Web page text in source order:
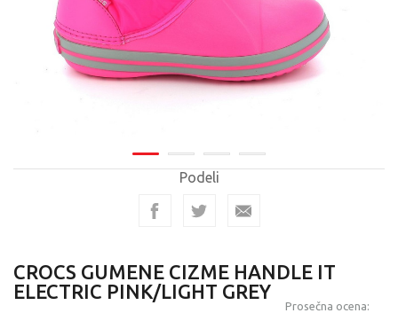
Podeli
CROCS GUMENE CIZME HANDLE IT
ELECTRIC PINK/LIGHT GREY
Prosečna ocena: